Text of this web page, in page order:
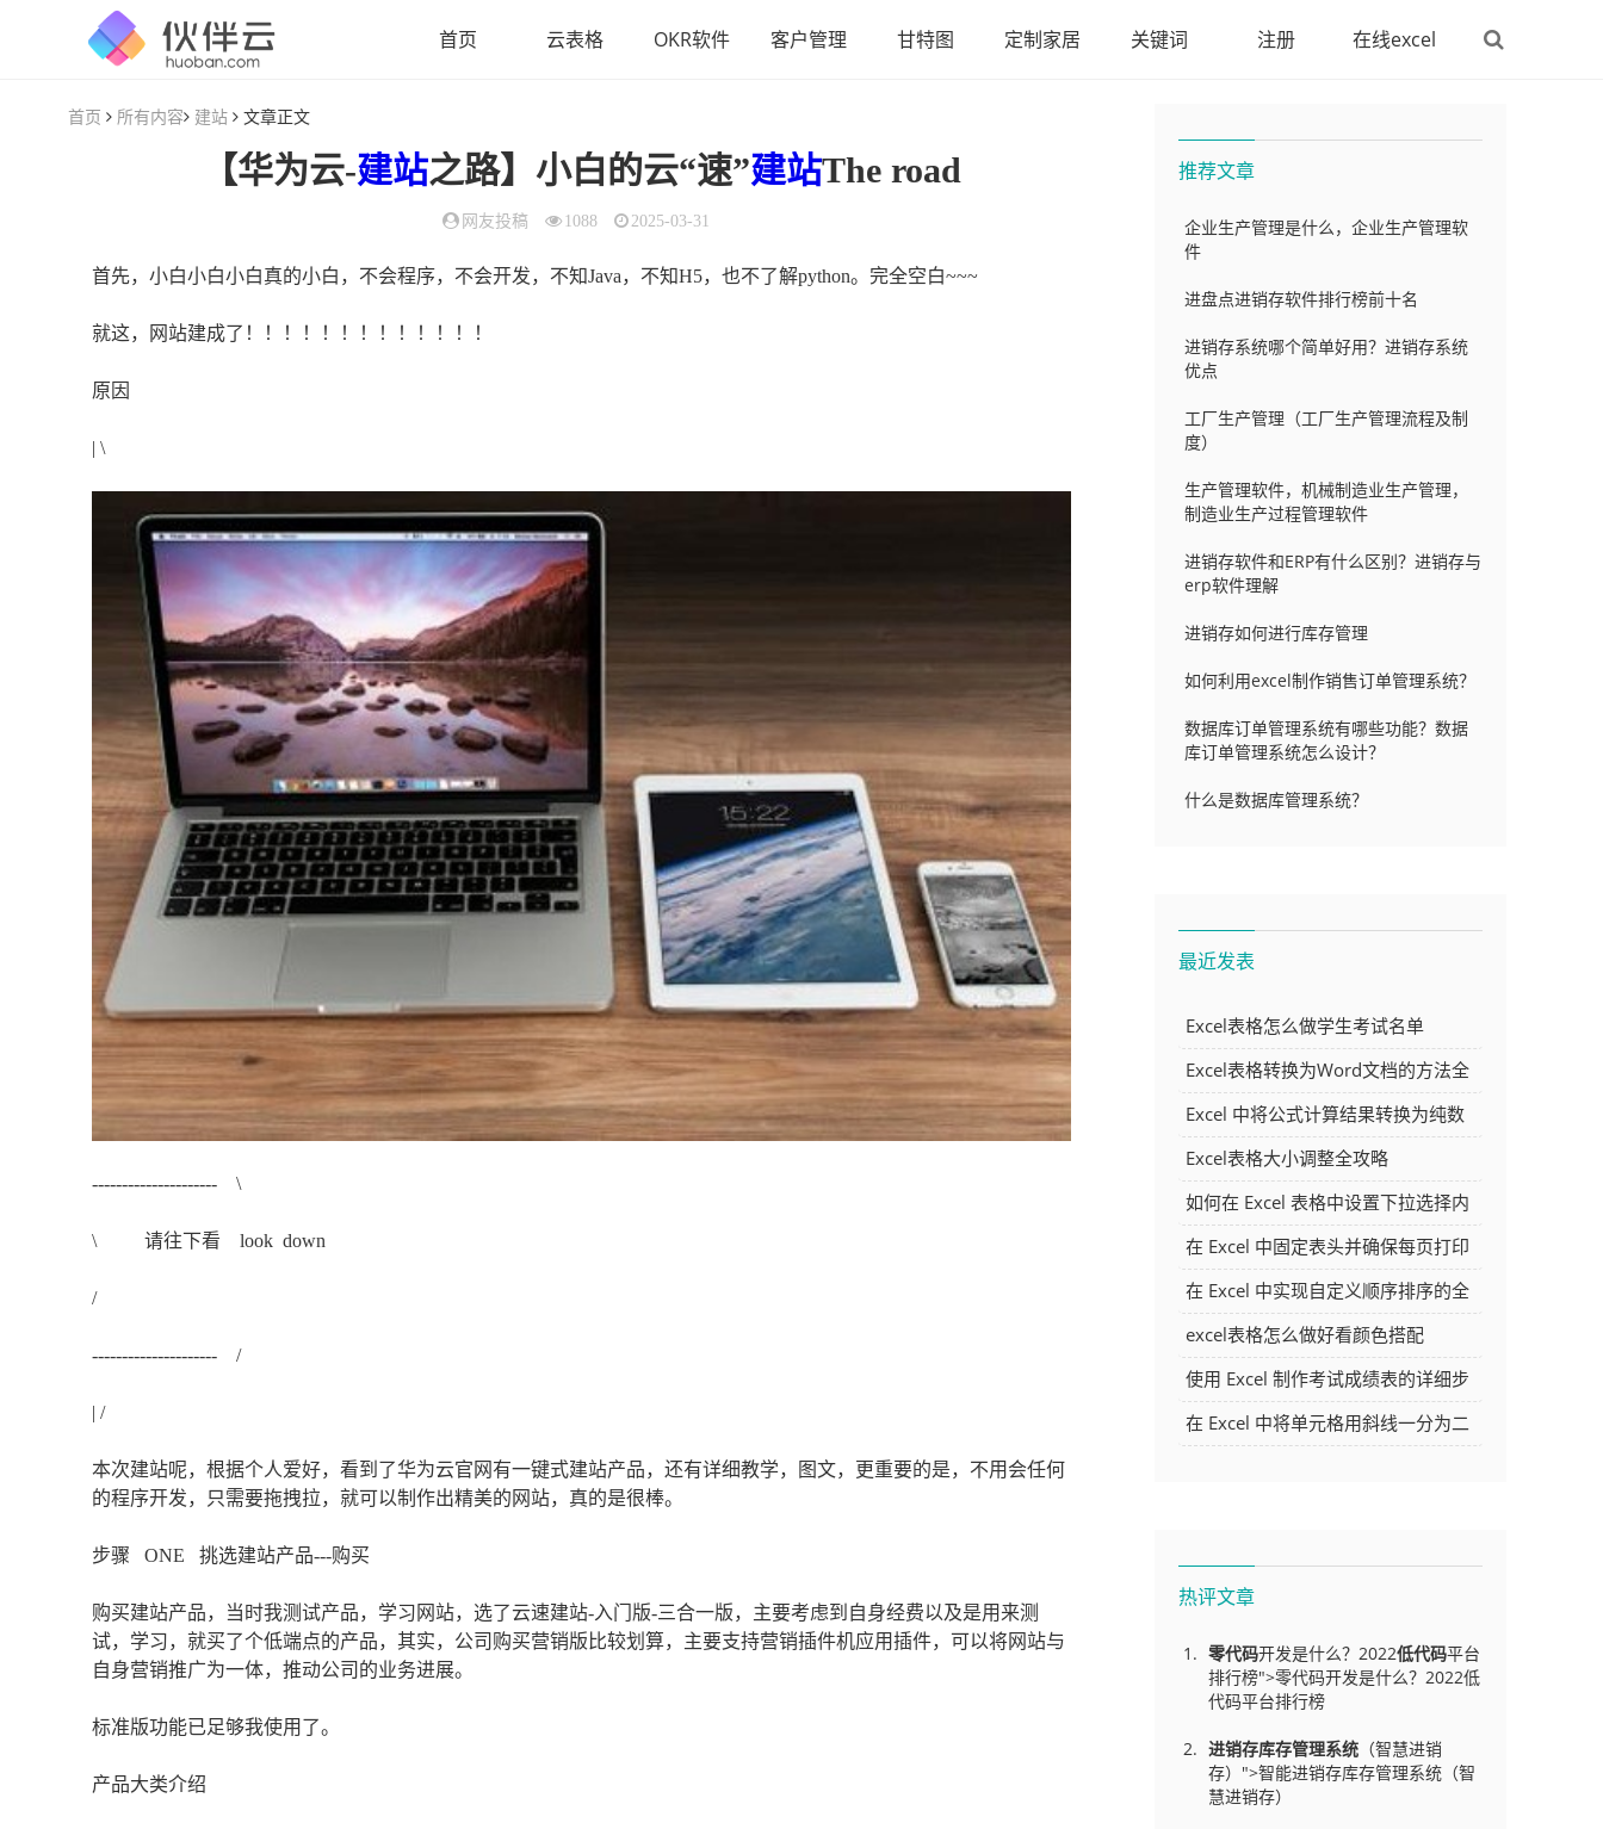
首页 云表格 OKR软件 客户管理 甘特图 定制家居 关键词 注册 在线excel
首页 所有内容 建站 文章正文
【华为云-建站之路】小白的云“速”建站The road
网友投稿 1088 2025-03-31
首先，小白小白小白真的小白，不会程序，不会开发，不知Java，不知H5，也不了解python。完全空白~~~
就这，网站建成了！！！！！！！！！！！！！
原因
| \
--------------------- \
\ 请往下看 look down
/
--------------------- /
| /
本次建站呢，根据个人爱好，看到了华为云官网有一键式建站产品，还有详细教学，图文，更重要的是，不用会任何
的程序开发，只需要拖拽拉，就可以制作出精美的网站，真的是很棒。
步骤 ONE 挑选建站产品---购买
购买建站产品，当时我测试产品，学习网站，选了云速建站-入门版-三合一版，主要考虑到自身经费以及是用来测
试，学习，就买了个低端点的产品，其实，公司购买营销版比较划算，主要支持营销插件机应用插件，可以将网站与
自身营销推广为一体，推动公司的业务进展。
标准版功能已足够我使用了。
产品大类介绍
推荐文章
企业生产管理是什么，企业生产管理软
件
进盘点进销存软件排行榜前十名
进销存系统哪个简单好用？进销存系统
优点
工厂生产管理（工厂生产管理流程及制
度）
生产管理软件，机械制造业生产管理，
制造业生产过程管理软件
进销存软件和ERP有什么区别？进销存与
erp软件理解
进销存如何进行库存管理
如何利用excel制作销售订单管理系统？
数据库订单管理系统有哪些功能？数据
库订单管理系统怎么设计？
什么是数据库管理系统？
最近发表
Excel表格怎么做学生考试名单
Excel表格转换为Word文档的方法全
解析
Excel 中将公式计算结果转换为纯数
字的多种方法
Excel表格大小调整全攻略
如何在 Excel 表格中设置下拉选择内
容
在 Excel 中固定表头并确保每页打印
时都显示表头的方法详解
在 Excel 中实现自定义顺序排序的全
面指南
excel表格怎么做好看颜色搭配
使用 Excel 制作考试成绩表的详细步
骤及技巧
在 Excel 中将单元格用斜线一分为二
热评文章
零代码开发是什么？2022低代码平台
排行榜">零代码开发是什么？2022低
代码平台排行榜
进销存库存管理系统 （智慧进销
存）">智能进销存库存管理系统（智
慧进销存）